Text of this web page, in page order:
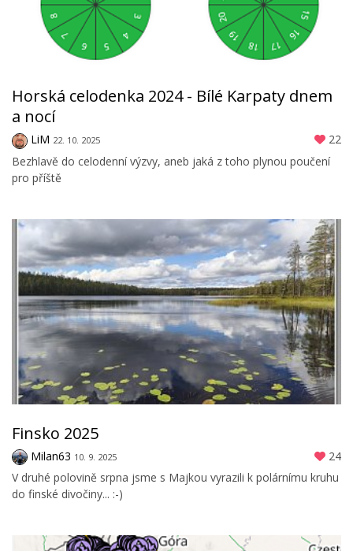
Horská celodenka 2024 - Bílé Karpaty dnem
a nocí
LiM 22. 10. 2025
22
Bezhlavě do celodenní výzvy, aneb jaká z toho plynou poučení
pro příště
Finsko 2025
Milan63 10. 9. 2025
24
V druhé polovině srpna jsme s Majkou vyrazili k polárnímu kruhu
do finské divočiny... :-)